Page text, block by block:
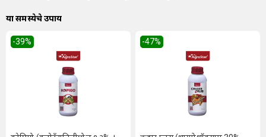
या समस्येचे उपाय
-39% -47%